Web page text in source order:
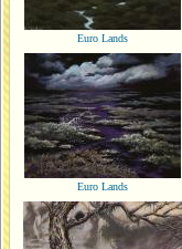
Euro Lands
Euro Lands